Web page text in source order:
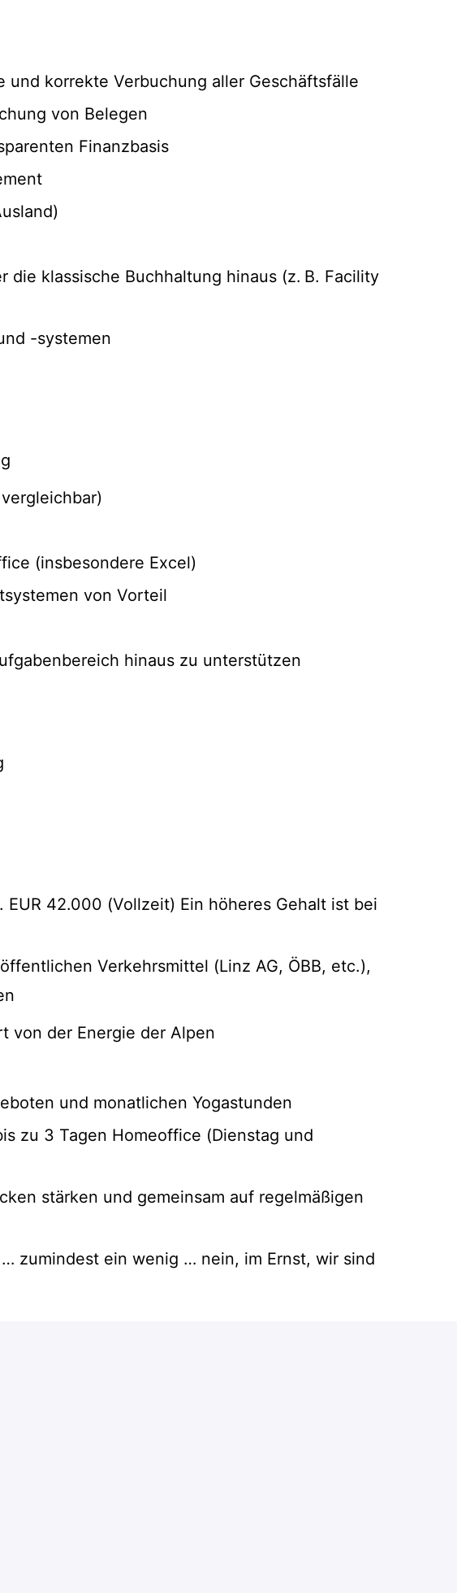
korrekte Verbuchung aller Geschäftsfälle
von Belegen
Finanzbasis
klassische Buchhaltung hinaus (z. B. Facility
-systemen
(insbesondere Excel)
von Vorteil
hinaus zu unterstützen
42.000 (Vollzeit) Ein höheres Gehalt ist bei
Verkehrsmittel (Linz AG, ÖBB, etc.),
von der Energie der Alpen
und monatlichen Yogastunden
zu 3 Tagen Homeoffice (Dienstag und
stärken und gemeinsam auf regelmäßigen
zumindest ein wenig … nein, im Ernst, wir sind